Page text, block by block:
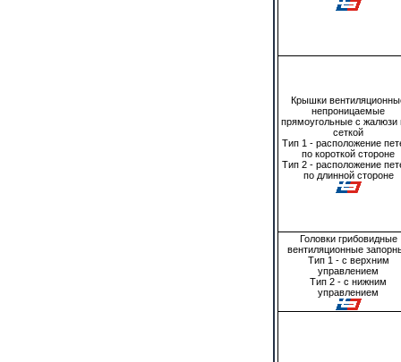
Крышки
непроницаемые
прямоугольные с жалюзи
сеткой
Тип 1 - расположение
по короткой стороне
Тип 2 - расположение
по длинной стороне
Головки грибовидные
вентиляционные
Тип 1 - с верхним
управлением
Тип 2 - с нижним
управлением